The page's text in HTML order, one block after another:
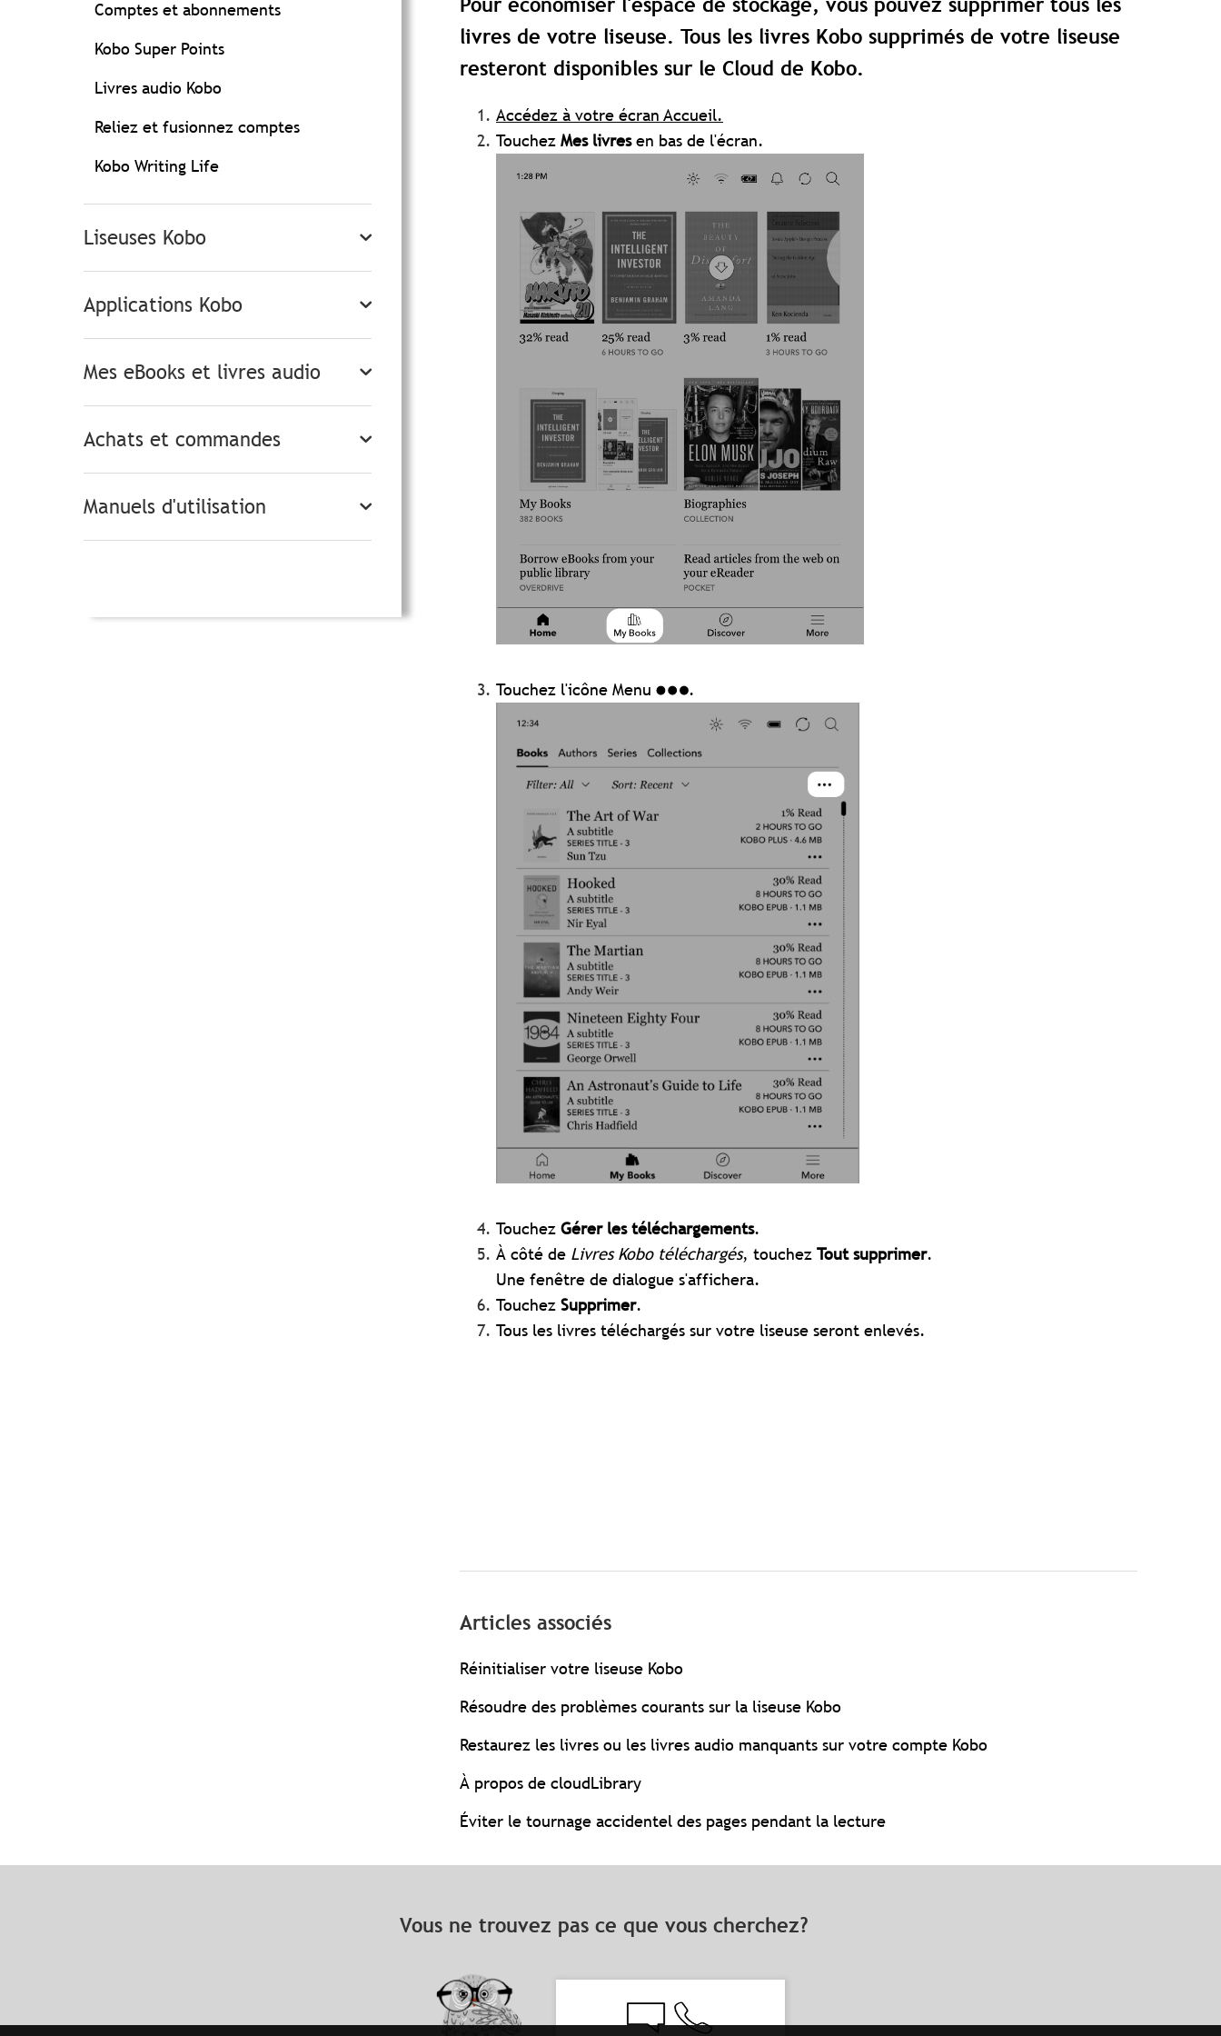
Comptes et abonnements
Kobo Super Points
Livres audio Kobo
Reliez et fusionnez comptes
Kobo Writing Life
Liseuses Kobo
Applications Kobo
Mes eBooks et livres audio
Achats et commandes
Manuels d'utilisation
Pour économiser l'espace de stockage, vous pouvez supprimer tous les
livres de votre liseuse. Tous les livres Kobo supprimés de votre liseuse
resteront disponibles sur le Cloud de Kobo.
Accédez à votre écran Accueil.
Touchez Mes livresen bas de l'écran.
Touchez l'icône Menu .
Touchez Gérer les téléchargements.
À côté de Livres Kobo téléchargés, touchez Tout supprimer.
Une fenêtre de dialogue s'affichera.
Touchez Supprimer.
Tous les livres téléchargés sur votre liseuse seront enlevés.
Articles associés
Réinitialiser votre liseuse Kobo
Résoudre des problèmes courants sur la liseuse Kobo
Restaurez les livres ou les livres audio manquants sur votre compte Kobo
À propos de cloudLibrary
Éviter le tournage accidentel des pages pendant la lecture
Vous ne trouvez pas ce que vous cherchez?